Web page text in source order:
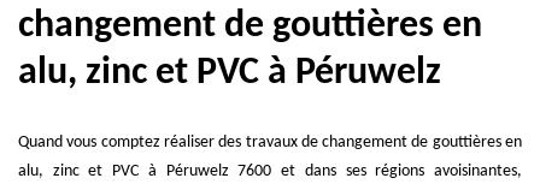
changement de gouttières en
alu, zinc et PVC à Péruwelz
Quand vous comptez réaliser des travaux de changement de gouttières en
alu, zinc et PVC à Péruwelz 7600 et dans ses régions avoisinantes,